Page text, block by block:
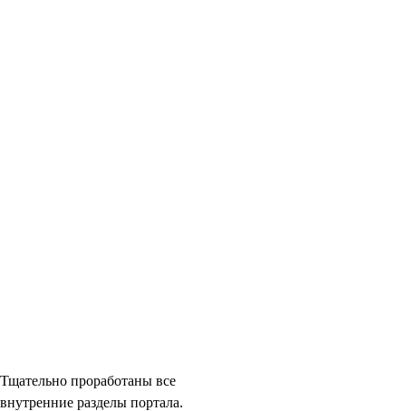
Тщательно проработаны все
внутренние разделы портала.